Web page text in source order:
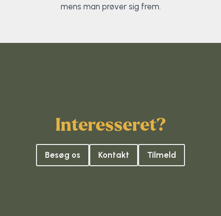
mens man prøver sig frem.
Interesseret?
Besøg os Kontakt Tilmeld